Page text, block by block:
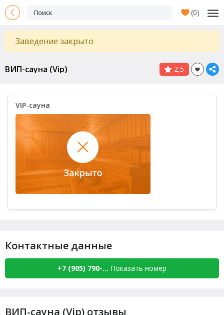
(0)
Заведение закрыто
ВИП-сауна (Vip) 2,5
VIP-сауна
Контактные данные
+7 (905) 790-... Показать номер
ВИП-сауна (Vip) отзывы